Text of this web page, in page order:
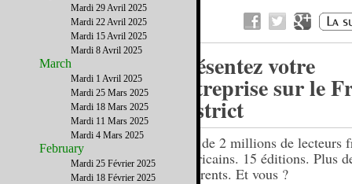
Présentez votre
entreprise sur le
District
Près de 2 millions de lecteurs
américains. 15 éditions. Plus
adhérents. Et vous ?
Mardi 29 Avril 2025
Mardi 22 Avril 2025
Mardi 15 Avril 2025
Mardi 8 Avril 2025
March
Mardi 1 Avril 2025
Mardi 25 Mars 2025
Mardi 18 Mars 2025
Mardi 11 Mars 2025
Mardi 4 Mars 2025
February
Mardi 25 Février 2025
Mardi 18 Février 2025